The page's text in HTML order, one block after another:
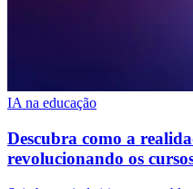
IA na educação
Descubra como a
revolucionando os